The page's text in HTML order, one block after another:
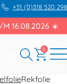
+31 (0)318 520 298
M 16.08.2026 ☀️
0
Rekfolie